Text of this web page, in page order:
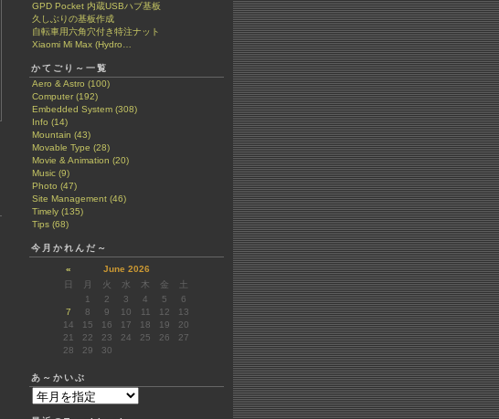
GPD Pocket 内蔵USBハブ基板
久しぶりの基板作成
自転車用六角穴付き特注ナット
Xiaomi Mi Max (Hydro…
かてごり～一覧
Aero & Astro (100)
Computer (192)
Embedded System (308)
Info (14)
Mountain (43)
Movable Type (28)
Movie & Animation (20)
Music (9)
Photo (47)
Site Management (46)
Timely (135)
Tips (68)
今月かれんだ～
«
June 2026
日
月 火 水 木 金
土
1
2 3 4 5
6
7
8 9 10 11 12
13
14
15 16 17 18 19
20
21
22 23 24 25 26
27
28
29 30
あ～かいぶ